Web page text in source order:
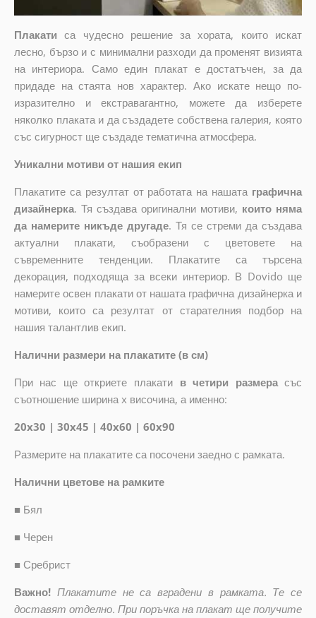
Плакати са чудесно решение за хората, които искат
лесно, бързо и с минимални разходи да променят визията
на интериора. Само един плакат е достатъчен, за да
придаде на стаята нов характер. Ако искате нещо по-
изразително и екстравагантно, можете да изберете
няколко плаката и да създадете собствена галерия, която
със сигурност ще създаде тематична атмосфера.
Уникални мотиви от нашия екип
Плакатите са резултат от работата на нашата графична
дизайнерка. Тя създава оригинални мотиви, които няма
да намерите никъде другаде. Тя се стреми да създава
актуални плакати, съобразени с цветовете на
съвременните тенденции. Плакатите са търсена
декорация, подходяща за всеки интериор. В Dovido ще
намерите освен плакати от нашата графична дизайнерка и
мотиви, които са резултат от старателния подбор на
нашия талантлив екип.
Налични размери на плакатите (в см)
При нас ще откриете плакати в четири размера със
съотношение ширина x височина, а именно:
20x30 | 30x45 | 40x60 | 60x90
Размерите на плакатите са посочени заедно с рамката.
Налични цветове на рамките
■ Бял
■ Черен
■ Сребрист
Важно! Плакатите не са вградени в рамката. Те се
доставят отделно. При поръчка на плакат ще получите